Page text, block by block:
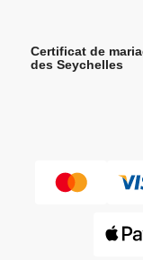
Certificat de
des Seychelles